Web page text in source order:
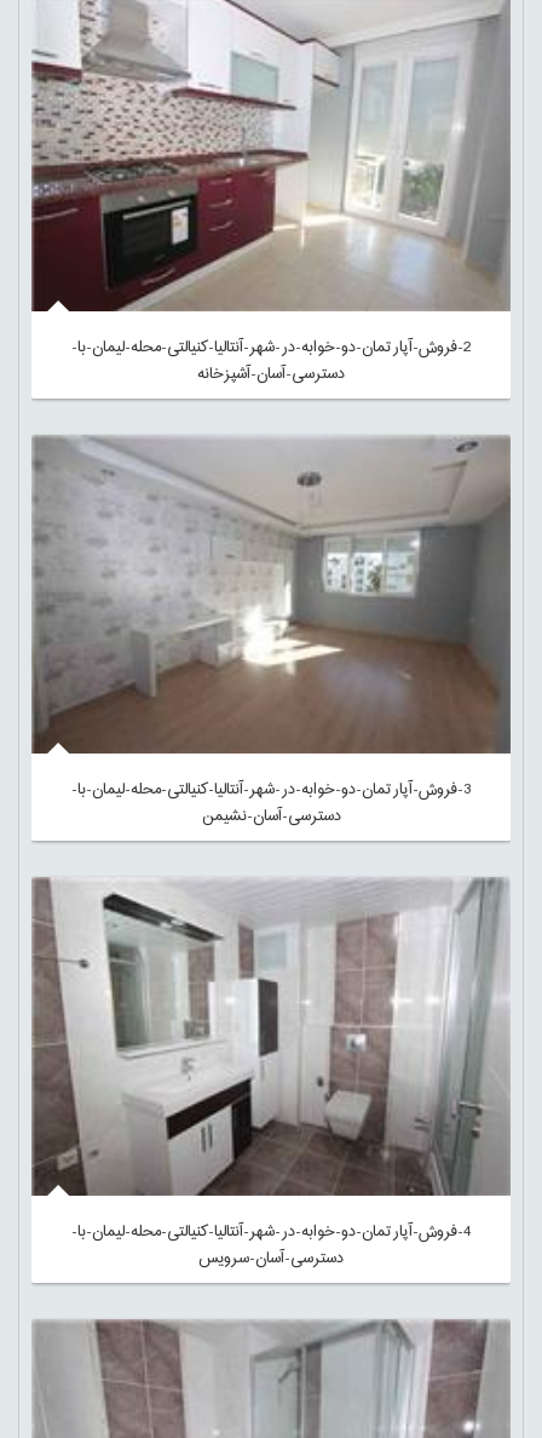
2-فروش-آپارتمان-دو-خوابه-در-شهر-آنتالیا-کنیالتی-محله-لیمان-با-
دسترسی-آسان-آشپزخانه
3-فروش-آپارتمان-دو-خوابه-در-شهر-آنتالیا-کنیالتی-محله-لیمان-با-
دسترسی-آسان-نشیمن
4-فروش-آپارتمان-دو-خوابه-در-شهر-آنتالیا-کنیالتی-محله-لیمان-با-
دسترسی-آسان-سرویس